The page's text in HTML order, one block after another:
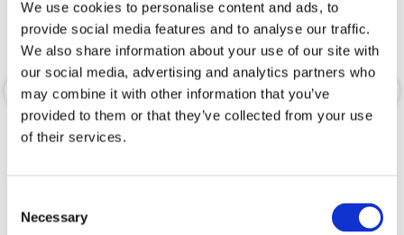
We use cookies to personalise content and ads, to
provide social media features and to analyse our traffic.
We also share information about your use of our site with
our social media, advertising and analytics partners who
may combine it with other information that you’ve
provided to them or that they’ve collected from your use
of their services.
Selection
Necessary
Xcelsus Magma 220.4
Snabblager 1-3 dagar
Finns i lagershop Göteborg
Finns i lagershop Göteborg